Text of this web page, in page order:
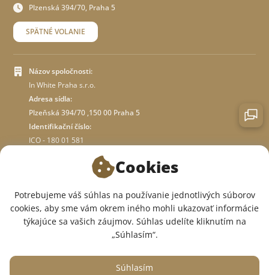
Plzenská 394/70, Praha 5
SPÄTNÉ VOLANIE
Názov spoločnosti:
In White Praha s.r.o.
Adresa sídla:
Plzeňská 394/70 ,150 00 Praha 5
Identifikační číslo:
ICO - 180 01 581
O OBCHODE
SME V SOCIÁLNYCH SIEŤACH:
Cookies
Potrebujeme váš súhlas na používanie jednotlivých súborov
cookies, aby sme vám okrem iného mohli ukazovať informácie
týkajúce sa vašich záujmov. Súhlas udelíte kliknutím na
„Súhlasím“.
Súhlasím